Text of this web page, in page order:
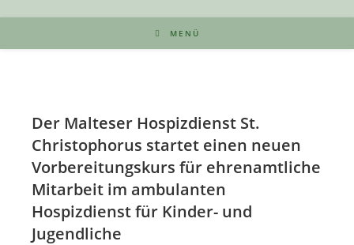
MENÜ
Der Malteser Hospizdienst St.
Christophorus startet einen neuen
Vorbereitungskurs für ehrenamtliche
Mitarbeit im ambulanten
Hospizdienst für Kinder- und
Jugendliche